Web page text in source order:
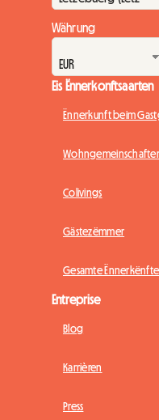
Währung
Eis Ënnerkonftsaarten
Ënnerkunft beim
Colivings
Gästezëmmer
Gesamte
Entreprise
Blog
Karrièren
Press